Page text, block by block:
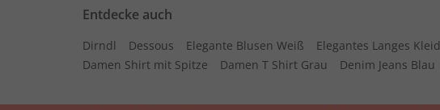
Entdecke auch
Dirndl Dessous Elegante Blusen Weiß Elegantes Langes Kleid
Damen Shirt mit Spitze
Damen T Shirt Grau Denim Jeans Blau